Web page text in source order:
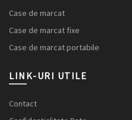
Case de marcat
Case de marcat fixe
Case de marcat portabile
LINK-URI UTILE
Contact